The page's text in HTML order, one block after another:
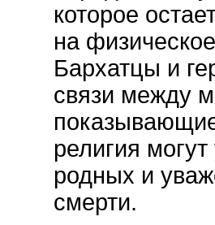
которое
на
Бархатцы и
связи между
религия
родных и
смерти.